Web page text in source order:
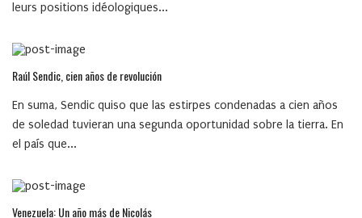
leurs positions idéologiques...
Raúl Sendic, cien años de revolución
En suma, Sendic quiso que las estirpes condenadas a cien años
de soledad tuvieran una segunda oportunidad sobre la tierra. En
el país que...
Venezuela: Un año más de Nicolás